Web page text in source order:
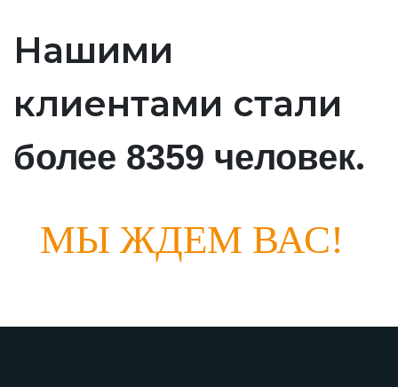
Нашими
клиентами стали
более 8359 человек.
МЫ ЖДЕМ ВАС!